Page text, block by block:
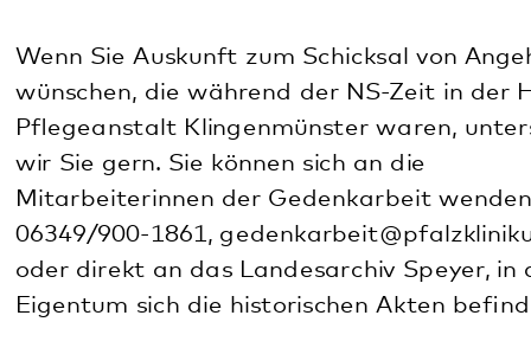
Volkskunde herausgegebene Dokumentation "Die
Heil- und Pflegeanstalt Klingenmünster 1933 -
1945" der Autoren Karl Scherer, Otfried Linde und
Roland Paul gibt Zeugnis vom
Forschungsstand bis
1993wurde ein Gedenkstein für die Opfer der NS-
Psychiatrie eingeweiht. Er trägt die Inschrift: "Den
Opfern der nationalsozialistischen Psychiatrie zum